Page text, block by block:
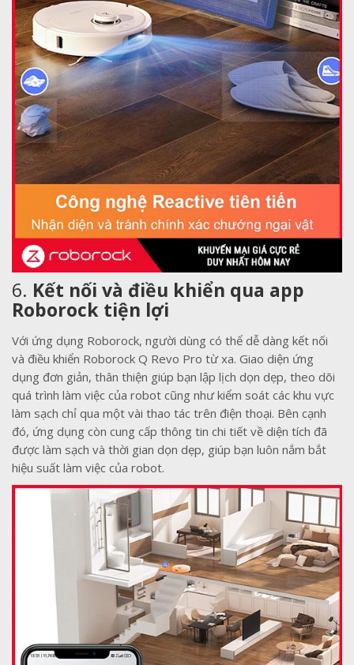
6. Kết nối và điều khiển qua app
Roborock tiện lợi
Với ứng dụng Roborock, người dùng có thể dễ dàng kết nối
và điều khiển Roborock Q Revo Pro từ xa. Giao diện ứng
dụng đơn giản, thân thiện giúp bạn lập lịch dọn dẹp, theo dõi
quá trình làm việc của robot cũng như kiểm soát các khu vực
làm sạch chỉ qua một vài thao tác trên điện thoại. Bên cạnh
đó, ứng dụng còn cung cấp thông tin chi tiết về diện tích đã
được làm sạch và thời gian dọn dẹp, giúp bạn luôn nắm bắt
hiệu suất làm việc của robot.